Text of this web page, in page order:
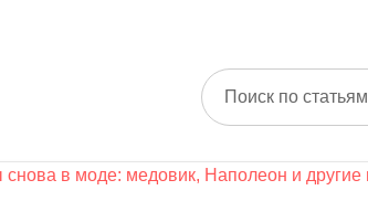
Поиск по статьям